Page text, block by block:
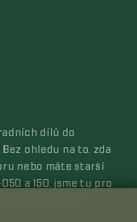
dílů do
ohledu na to, zda
nebo máte starší
a 150, jsme tu pro